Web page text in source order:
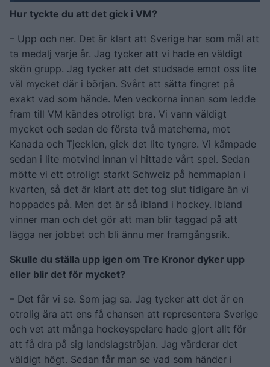
Hur tyckte du att det gick i VM?
– Upp och ner. Det är klart att Sverige har som mål att
ta medalj varje år. Jag tycker att vi hade en väldigt
skön grupp. Jag tycker att det studsade emot oss lite
väl mycket där i början. Svårt att sätta fingret på
exakt vad som hände. Men veckorna innan som ledde
fram till VM kändes otroligt bra. Vi vann väldigt
mycket och sedan de första två matcherna, mot
Kanada och Tjeckien, gick det lite tyngre. Vi kämpade
sedan i lite motvind innan vi hittade vårt spel. Sedan
mötte vi ett otroligt starkt Schweiz på hemmaplan i
kvarten, så det är klart att det tog slut tidigare än vi
hoppades på. Men det är så ibland i hockey. Ibland
vinner man och det gör att man blir taggad på att
lägga ner jobbet och bli ännu mer framgångsrik.
Skulle du ställa upp igen om Tre Kronor dyker upp
eller blir det för mycket?
– Det får vi se. Som jag sa. Jag tycker att det är en
otrolig ära att ens få chansen att representera Sverige
och vet att många hockeyspelare hade gjort allt för
att få dra på sig landslagströjan. Jag värderar det
väldigt högt. Sedan får man se vad som händer i